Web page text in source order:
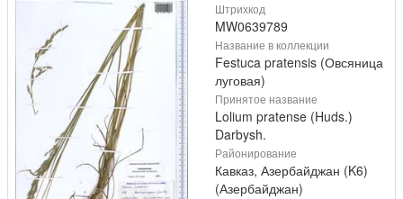
Штрихкод
MW0639789
Название в коллекции
Festuca pratensis (Овсяница
луговая)
Принятое название
Lolium pratense (Huds.)
Darbysh.
Районирование
Кавказ, Азербайджан (K6)
(Азербайджан)